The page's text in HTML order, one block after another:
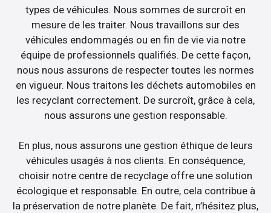
types de véhicules. Nous sommes de surcroît en
mesure de les traiter. Nous travaillons sur des
véhicules endommagés ou en fin de vie via notre
équipe de professionnels qualifiés. De cette façon,
nous nous assurons de respecter toutes les normes
en vigueur. Nous traitons les déchets automobiles en
les recyclant correctement. De surcroît, grâce à cela,
nous assurons une gestion responsable.
En plus, nous assurons une gestion éthique de leurs
véhicules usagés à nos clients. En conséquence,
choisir notre centre de recyclage offre une solution
écologique et responsable. En outre, cela contribue à
la préservation de notre planète. De fait, n’hésitez plus,